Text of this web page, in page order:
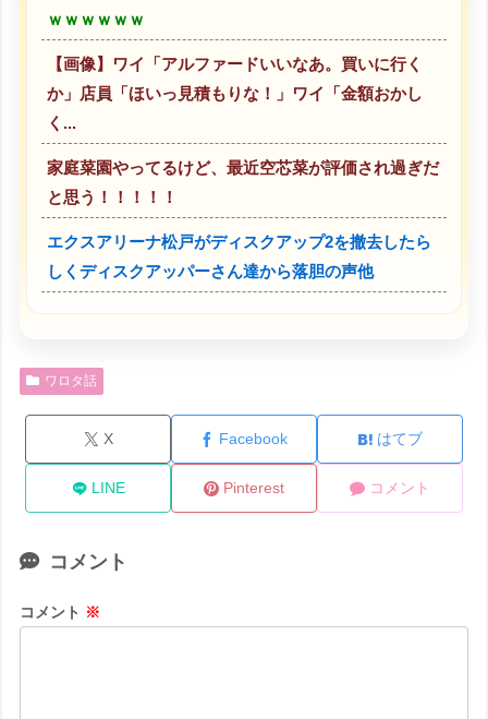
ｗｗｗｗｗｗ
【画像】ワイ「アルファードいいなあ。買いに行く
か」店員「ほいっ見積もりな！」ワイ「金額おかし
く...
家庭菜園やってるけど、最近空芯菜が評価され過ぎだ
と思う！！！！！
エクスアリーナ松戸がディスクアップ2を撤去したら
しくディスクアッパーさん達から落胆の声他
ワロタ話
X Facebook はてブ
LINE Pinterest コメント
コメント
コメント ※